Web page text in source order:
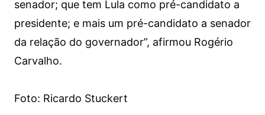
senador; que tem Lula como pré-candidato a
presidente; e mais um pré-candidato a senador
da relação do governador”, afirmou Rogério
Carvalho.
Foto: Ricardo Stuckert